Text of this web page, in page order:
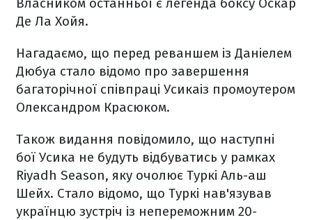
Де Ла Хойя.
Нагадаємо, що перед реваншем із Даніелем
Дюбуа стало відомо про завершення
багаторічної співпраці Усикаіз промоутером
Олександром Красюком.
Також видання повідомило, що наступні
бої Усика не будуть відбуватись у рамках
Riyadh Season, яку очолює Туркі Аль-аш
Шейх. Стало відомо, що Туркі нав'язував
українцю зустріч із непереможним 20-